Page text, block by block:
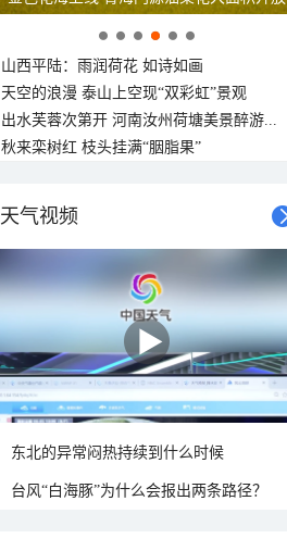
山西平陆：雨润荷花 如诗如画
天空的浪漫 泰山上空现“双彩虹”景观
出水芙蓉次第开 河南汝州荷塘美景醉游...
秋来栾树红 枝头挂满“胭脂果”
天气视频
东北的异常闷热持续到什么时候
台风“白海豚”为什么会报出两条路径？